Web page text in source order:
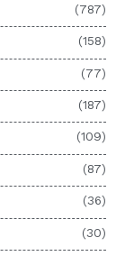
(787)
(158)
(77)
(187)
(109)
(87)
(36)
(30)